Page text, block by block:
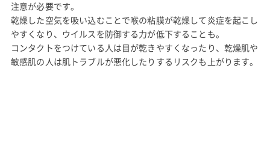
注意が必要です。
乾燥した空気を吸い込むことで喉の粘膜が乾燥して炎症を起こし
やすくなり、ウイルスを防御する力が低下することも。
コンタクトをつけている人は目が乾きやすくなったり、乾燥肌や
敏感肌の人は肌トラブルが悪化したりするリスクも上がります。